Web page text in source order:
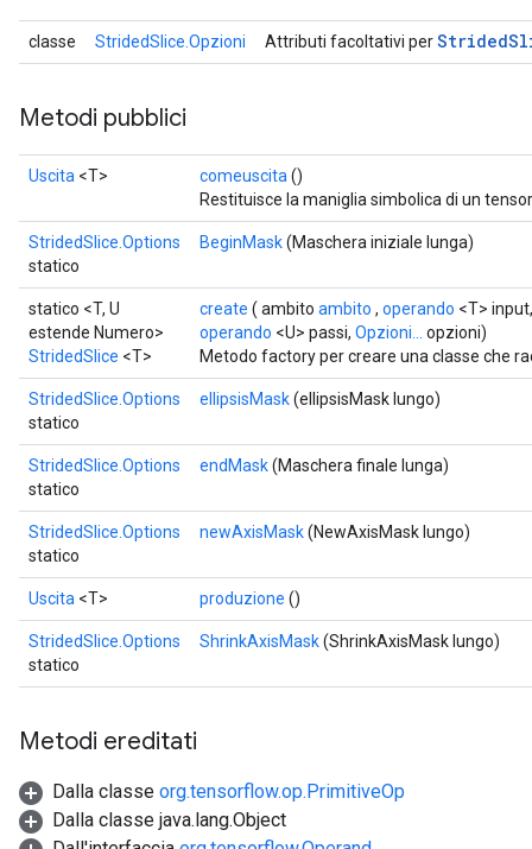
classe StridedSlice.Opzioni Attributi facoltativi perStrided
Metodi pubblici
Uscita <T> comeuscita ()
Restituisce la maniglia simbolica di un
StridedSlice.Options
statico
BeginMask(Maschera iniziale lunga)
statico <T, U
estende Numero>
StridedSlice <T>
create ( ambito ambito , operando <T>
operando <U> passi, Opzioni...
opzioni)
Metodo factory per creare una classe che
StridedSlice.Options
statico
ellipsisMask(ellipsisMask lungo)
StridedSlice.Options
statico
endMask(Maschera finale lunga)
StridedSlice.Options
statico
newAxisMask(NewAxisMask lungo)
Uscita <T> produzione ()
StridedSlice.Options
statico
ShrinkAxisMask(ShrinkAxisMask lungo)
Metodi ereditati
Dalla classe org.tensorflow.op.PrimitiveOp
Dalla classe java.lang.Object